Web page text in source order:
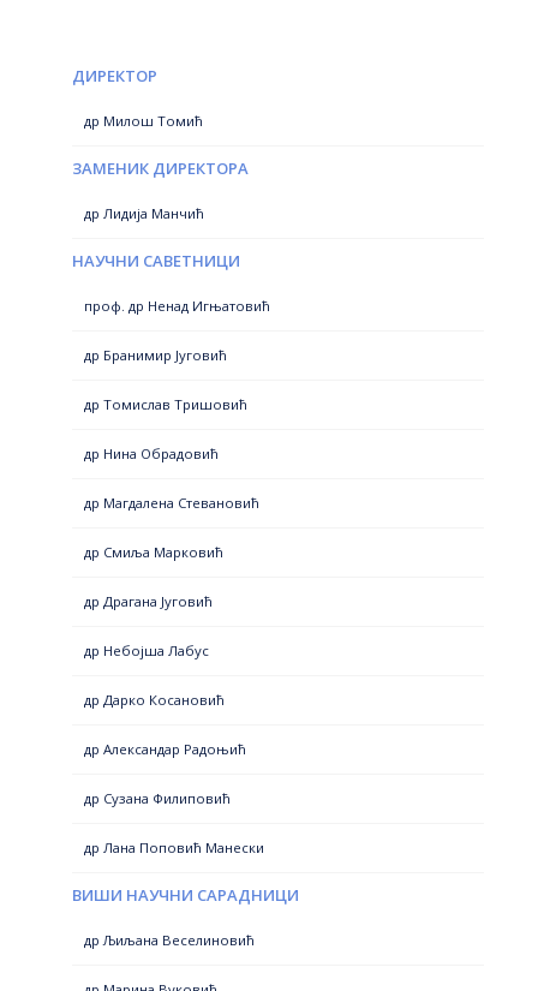
ДИРЕКТОР
др Милош Томић
ЗАМЕНИК ДИРЕКТОРА
др Лидија Манчић
НАУЧНИ САВЕТНИЦИ
проф. др Ненад Игњатовић
др Бранимир Југовић
др Томислав Тришовић
др Нина Обрадовић
др Магдалена Стевановић
др Смиља Марковић
др Драгана Југовић
др Небојша Лабус
др Дарко Косановић
др Александар Радоњић
др Сузана Филиповић
др Лана Поповић Манески
ВИШИ НАУЧНИ САРАДНИЦИ
др Љиљана Веселиновић